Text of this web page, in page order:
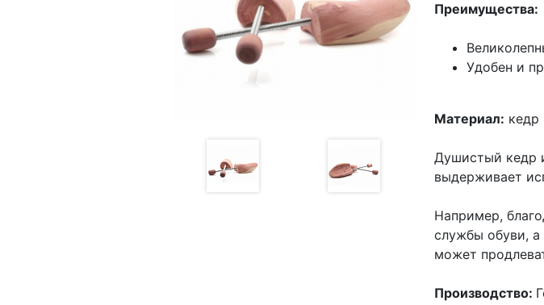
Преимущества:
Удобен и
Материал: кедр
Душистый кедр
выдерживает
Например,
службы обуви, а
может
Производство: